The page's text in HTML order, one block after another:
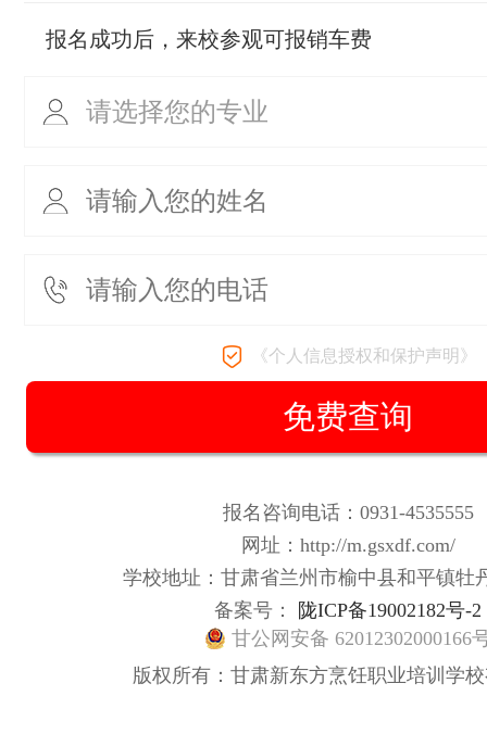
报名成功后，来校参观可报销车费
《个人信息授权和保护声明》
报名咨询电话：0931-4535555
网址：http://m.gsxdf.com/
学校地址：甘肃省兰州市榆中县和平镇牡
备案号：
陇ICP备19002182号-2
甘公网安备 62012302000166
版权所有：甘肃新东方烹饪职业培训学